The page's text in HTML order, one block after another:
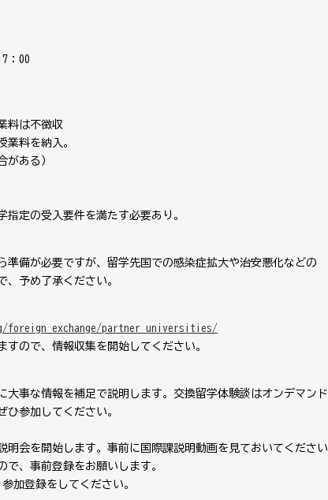
：00
料は不徴収
料を納入。
がある）
定の受入要件を満たす必要あり。
準備が必要ですが、留学先国での感染症拡大や治安悪化などの
、予め了承ください。
partner_universities/
ので、情報収集を開始してください。
事な情報を補足で説明します。交換留学体験談はオンデマンド
参加してください。
会を開始します。事前に国際課説明動画を見ておいてくださ
、事前登録をお願いします。
加登録をしてください。